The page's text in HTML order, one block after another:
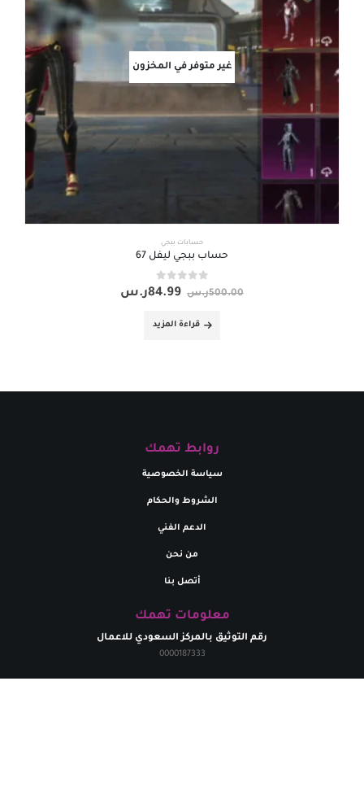
غير متوفر في المخزون
حسابات ببجي
حساب ببجي ليفل 67
500.00ر.س 84.99ر.س
قراءة المزيد
روابط تهمك
سياسة الخصوصية
الشروط والحكام
الدعم الفني
من نحن
أتصل بنا
معلومات تهمك
رقم التوثيق بالمركز السعودي للاعمال
0000187333